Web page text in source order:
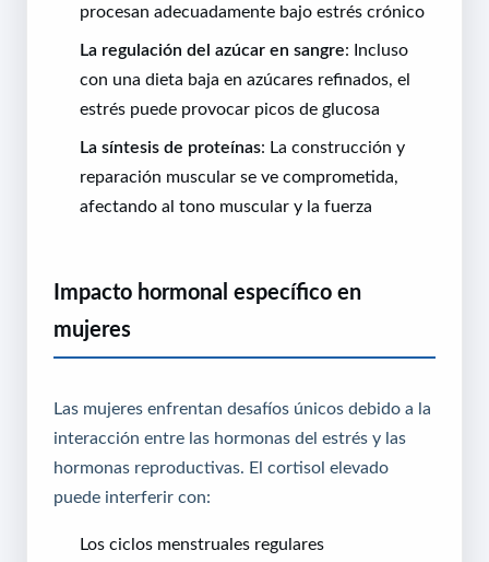
procesan adecuadamente bajo estrés crónico
La regulación del azúcar en sangre: Incluso
con una dieta baja en azúcares refinados, el
estrés puede provocar picos de glucosa
La síntesis de proteínas: La construcción y
reparación muscular se ve comprometida,
afectando al tono muscular y la fuerza
Impacto hormonal específico en
mujeres
Las mujeres enfrentan desafíos únicos debido a la
interacción entre las hormonas del estrés y las
hormonas reproductivas. El cortisol elevado
puede interferir con:
Los ciclos menstruales regulares